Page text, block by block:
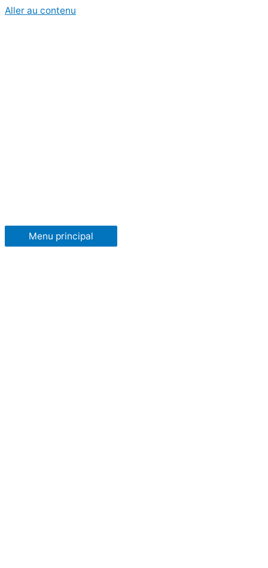
Aller au contenu
Menu principal